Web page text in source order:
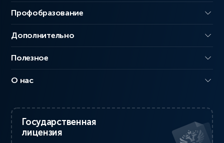
Профобразование
Дополнительно
Полезное
О нас
Государственная
лицензия